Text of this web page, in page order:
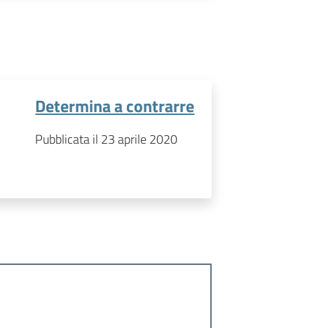
Determina a contrarre
Pubblicata il 23 aprile 2020